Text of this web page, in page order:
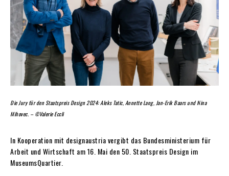
Die Jury für den Staatspreis Design 2024: Aleks Tatic, Annette Lang, Jan-Erik Baars und Nina
Mihovec. – ©Valerie Eccli
In Kooperation mit designaustria vergibt das Bundesministerium für
Arbeit und Wirtschaft am 16. Mai den 50. Staatspreis Design im
MuseumsQuartier.